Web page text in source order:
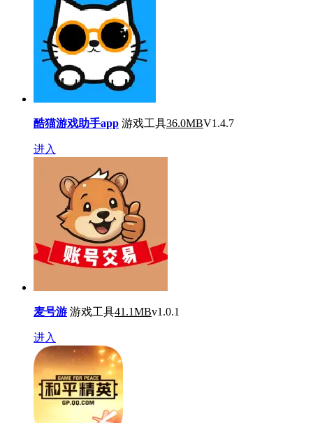
酷猫游戏助手app 游戏工具36.0MBV1.4.7
进入
麦号游 游戏工具41.1MBv1.0.1
进入